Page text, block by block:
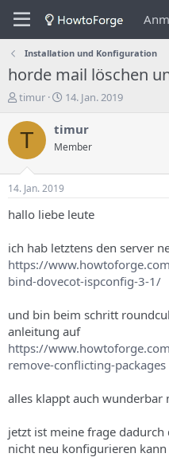
Installation und Konfiguration
horde mail löschen
E
s
t
e
e
r
s
T
h
m
a
s
timur
E
s
e
n
d
a
t
m
14. Jan. 2019
T timur
Member
14. Jan. 2019
hallo liebe leute
ich hab letztens den server
https://
bind-dovecot-ispconfig-3-1/
und bin beim schritt
anleitung auf
https://
remove-conflicting-packages
alles klappt auch wunderbar
jetzt ist meine frage
nicht neu konfigurieren kann